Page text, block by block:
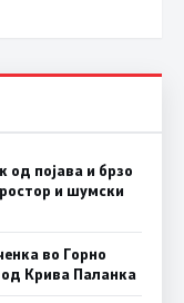
од појава и брзо
и шумски
во Горно
од Крива Паланка